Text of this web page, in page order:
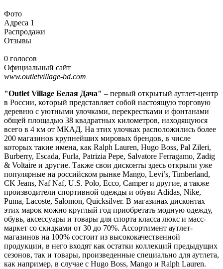
Фото
Адреса 1
Распродажи
Отзывы
0 голосов
Официальный сайт
www.outletvillage-bd.com
"Outlet Village Белая Дача" – первый открытый аутлет-центр
в России, который представляет собой настоящую торговую
деревню с уютными улочками, перекрестками и фонтанами
общей площадью 38 квадратных километров, находящуюся
всего в 4 км от МКАД. На этих улочках расположились более
200 магазинов крупнейших мировых брендов, в числе
которых такие имена, как Ralph Lauren, Hugo Boss, Pal Zileri,
Burberry, Escada, Furla, Patrizia Pepe, Salvatore Ferragamo, Zadig
& Voltaire и другие. Также свои дисконты здесь открыли уже
популярные на российском рынке Mango, Levi’s, Timberland,
CK Jeans, Naf Naf, U.S. Polo, Ecco, Camper и другие, а также
производители спортивной одежды и обуви Adidas, Nike,
Puma, Lacoste, Salomon, Quicksilver. В магазинах дисконтах
этих марок можно круглый год приобретать модную одежду,
обувь, аксессуары и товары для спорта класса люкс и масс-
маркет со скидками от 30 до 70%. Ассортимент аутлет-
магазинов на 100% состоит из высококачественной
продукции, в него входят как остатки коллекций предыдущих
сезонов, так и товары, произведенные специально для аутлета,
как например, в случае с Hugo Boss, Mango и Ralph Lauren.